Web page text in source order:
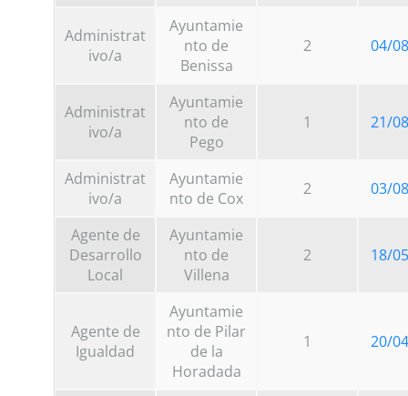
Administrat
ivo/a
Ayuntamie
nto de
Benissa
2 04/
Administrat
ivo/a
Ayuntamie
nto de
Pego
1 21/
Administrat
ivo/a
Ayuntamie
nto de Cox
2 03/
Agente de
Desarrollo
Local
Ayuntamie
nto de
Villena
2 18/
Agente de
Igualdad
Ayuntamie
nto de Pilar
de la
Horadada
1 20/